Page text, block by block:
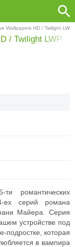
Wallpapers HD / Twilight LWP
/ Twilight LWP
романтических
ех серий романа
Майера. Серия
устройстве под
подростке, которая
в вампира